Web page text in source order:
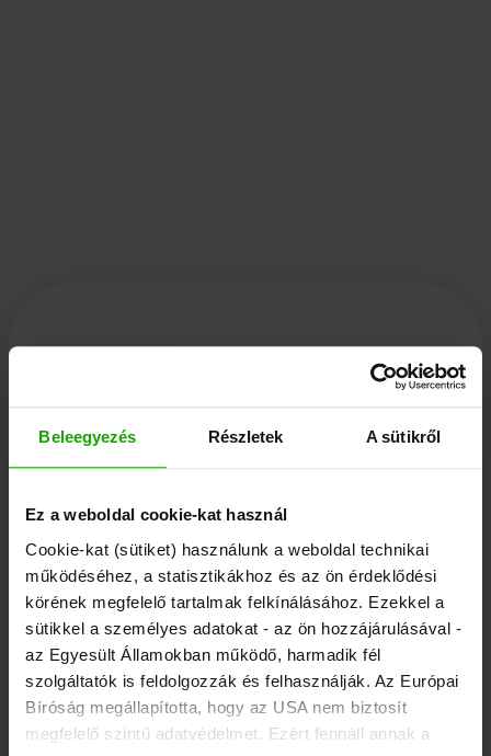
Beleegyezés Részletek A sütikről
Ez a weboldal cookie-kat használ
Cookie-kat (sütiket) használunk a weboldal technikai
működéséhez, a statisztikákhoz és az ön érdeklődési
körének megfelelő tartalmak felkínálásához. Ezekkel a
sütikkel a személyes adatokat - az ön hozzájárulásával -
az Egyesült Államokban működő, harmadik fél
szolgáltatók is feldolgozzák és felhasználják. Az Európai
Bíróság megállapította, hogy az USA nem biztosít
megfelelő szintű adatvédelmet. Ezért fennáll annak a
Völkermarkter Ring 21 - 23
9020 Klagenfurt
+43/463/3000
info@kaernten.at
Maradjon tájékozott!